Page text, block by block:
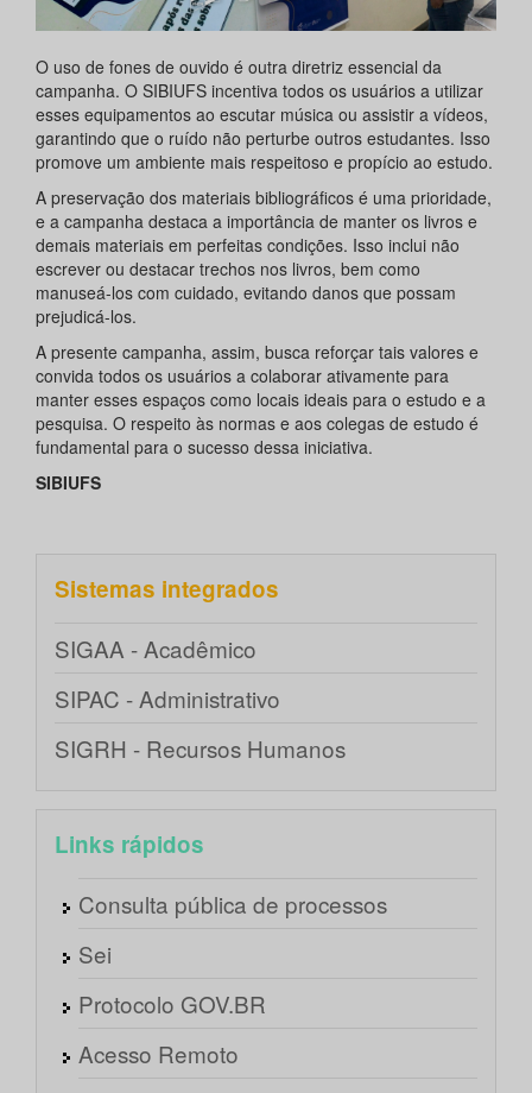
O uso de fones de ouvido é outra diretriz essencial da
campanha. O SIBIUFS incentiva todos os usuários a utilizar
esses equipamentos ao escutar música ou assistir a vídeos,
garantindo que o ruído não perturbe outros estudantes. Isso
promove um ambiente mais respeitoso e propício ao estudo.
A preservação dos materiais bibliográficos é uma prioridade,
e a campanha destaca a importância de manter os livros e
demais materiais em perfeitas condições. Isso inclui não
escrever ou destacar trechos nos livros, bem como
manuseá-los com cuidado, evitando danos que possam
prejudicá-los.
A presente campanha, assim, busca reforçar tais valores e
convida todos os usuários a colaborar ativamente para
manter esses espaços como locais ideais para o estudo e a
pesquisa. O respeito às normas e aos colegas de estudo é
fundamental para o sucesso dessa iniciativa.
SIBIUFS
Sistemas integrados
SIGAA - Acadêmico
SIPAC - Administrativo
SIGRH - Recursos Humanos
Links rápidos
Consulta pública de processos
Sei
Protocolo GOV.BR
Acesso Remoto